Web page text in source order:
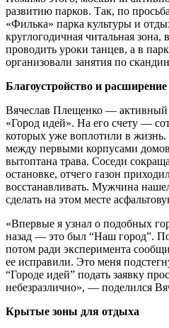
развитию парков. Так, по
«Филька» парка культуры и
круглогодичная читальная
проводить уроки танцев, а в
организовали занятия по
Благоустройство и
Вячеслав Плещенко — активный
«Город идей». На его счету —
которых уже воплотили в
между первыми корпусами
вытоптана трава. Соседи
остановке, отчего газон
восстанавливать. Мужчина
сделать на этом месте
«Впервые я узнал о подобных
назад — это был “Наш город”.
потом ради эксперимента
ее исправили. Это меня
“Городе идей” подать заявку
небезразлично», — поделился
Крытые зоны для отдыха